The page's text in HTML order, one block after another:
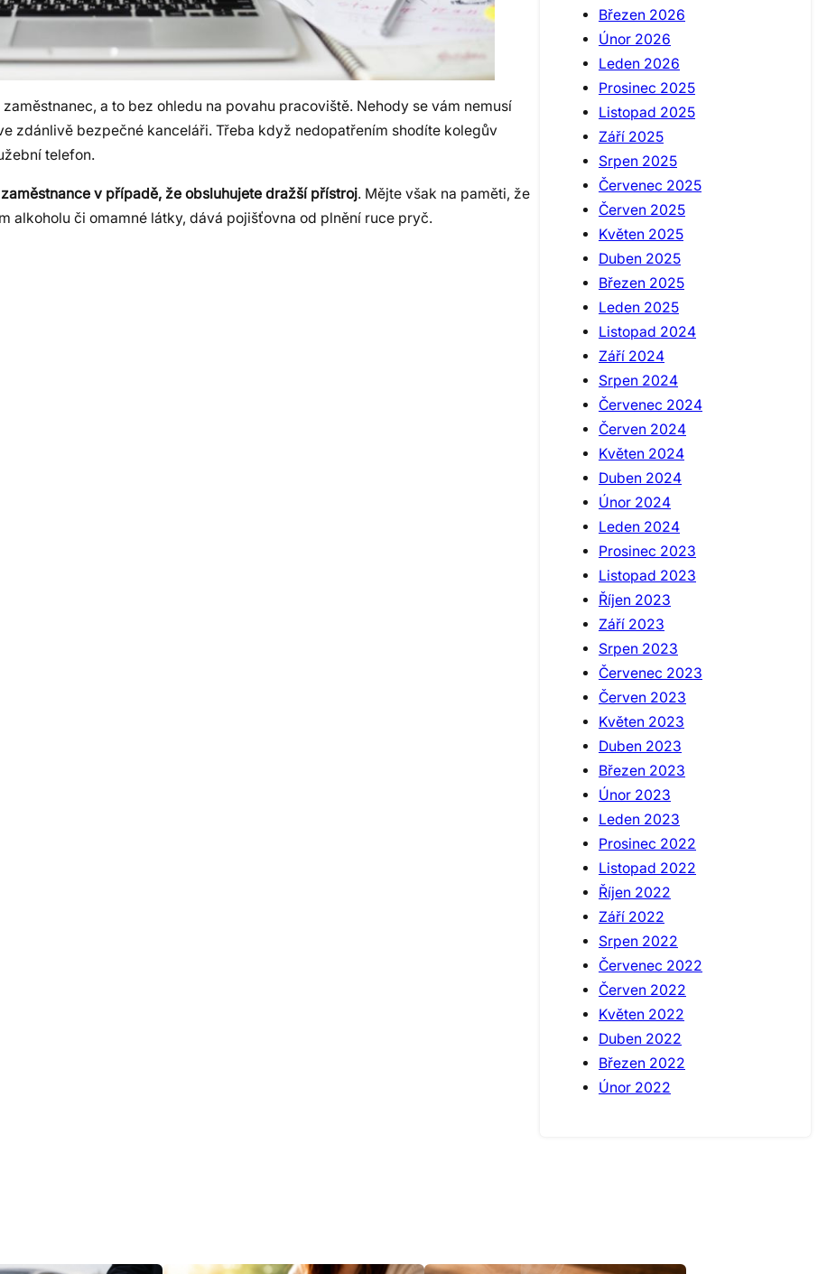
a to bez ohledu na povahu pracoviště. Nehody se vám nemusí
zdánlivě bezpečné kanceláři. Třeba když nedopatřením shodíte kolegův
telefon.
v případě, že obsluhujete dražší přístroj. Mějte však na paměti, že
alkoholu či omamné látky, dává pojišťovna od plnění ruce pryč.
Březen 2026
Únor 2026
Leden 2026
Prosinec 2025
Listopad 2025
Září 2025
Srpen 2025
Červenec 2025
Červen 2025
Květen 2025
Duben 2025
Březen 2025
Leden 2025
Listopad 2024
Září 2024
Srpen 2024
Červenec 2024
Červen 2024
Květen 2024
Duben 2024
Únor 2024
Leden 2024
Prosinec 2023
Listopad 2023
Říjen 2023
Září 2023
Srpen 2023
Červenec 2023
Červen 2023
Květen 2023
Duben 2023
Březen 2023
Únor 2023
Leden 2023
Prosinec 2022
Listopad 2022
Říjen 2022
Září 2022
Srpen 2022
Červenec 2022
Červen 2022
Květen 2022
Duben 2022
Březen 2022
Únor 2022